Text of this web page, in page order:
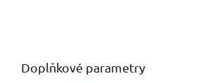
Doplňkové parametry